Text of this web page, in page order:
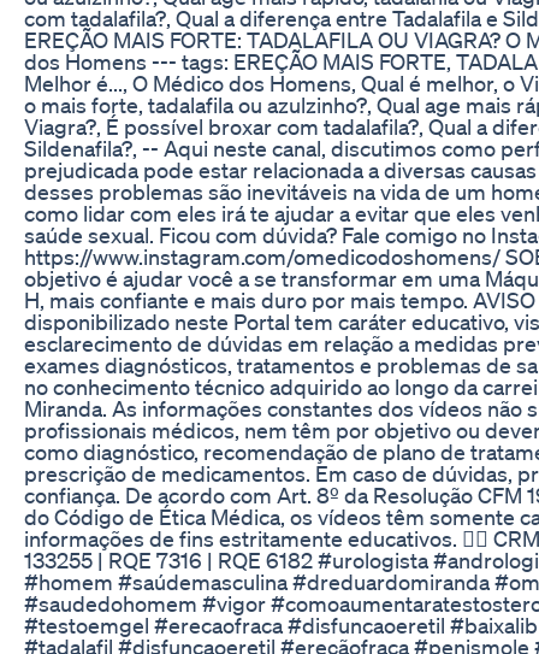
com tadalafila?, Qual a diferença entre Tadalafila e
EREÇÃO MAIS FORTE: TADALAFILA OU VIAGRA? O
dos Homens --- tags: EREÇÃO MAIS FORTE,
Melhor é..., O Médico dos Homens, Qual é melhor, o
o mais forte, tadalafila ou azulzinho?, Qual age mais
Viagra?, É possível broxar com tadalafila?, Qual a
Sildenafila?, -- Aqui neste canal, discutimos como
prejudicada pode estar relacionada a diversas
desses problemas são inevitáveis na vida de um
como lidar com eles irá te ajudar a evitar que eles
saúde sexual. Ficou com dúvida? Fale comigo no
https://www.instagram.com/omedicodoshomens/
objetivo é ajudar você a se transformar em uma
H, mais confiante e mais duro por mais tempo.
disponibilizado neste Portal tem caráter educativo,
esclarecimento de dúvidas em relação a medidas
exames diagnósticos, tratamentos e problemas de
no conhecimento técnico adquirido ao longo da
Miranda. As informações constantes dos vídeos não
profissionais médicos, nem têm por objetivo ou
como diagnóstico, recomendação de plano de
prescrição de medicamentos. Em caso de dúvidas,
confiança. De acordo com Art. 8º da Resolução CFM
do Código de Ética Médica, os vídeos têm somente
informações de fins estritamente educativos. 👨‍⚕️
133255 | RQE 7316 | RQE 6182 #urologista
#homem #saúdemasculina #dreduardomiranda
#saudedohomem #vigor
#testoemgel #erecaofraca #disfuncaoeretil
#tadalafil #disfuncaoeretil #ereçãofraca #penismole